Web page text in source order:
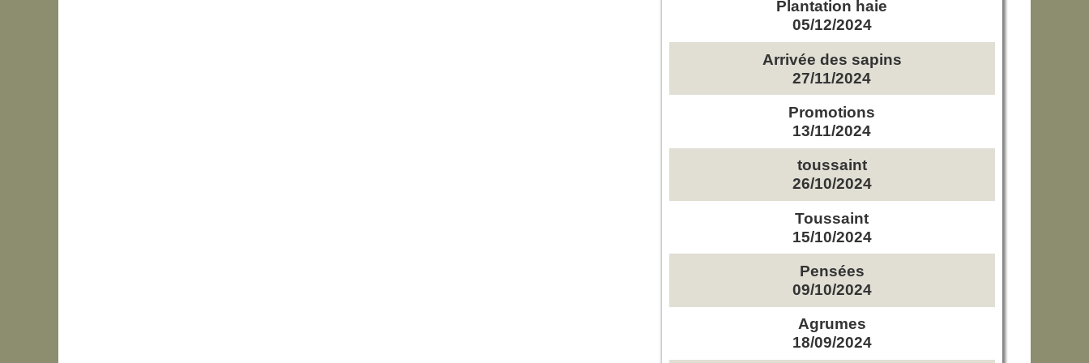
Plantation haie
05/12/2024
Arrivée des sapins
27/11/2024
Promotions
13/11/2024
toussaint
26/10/2024
Toussaint
15/10/2024
Pensées
09/10/2024
Agrumes
18/09/2024